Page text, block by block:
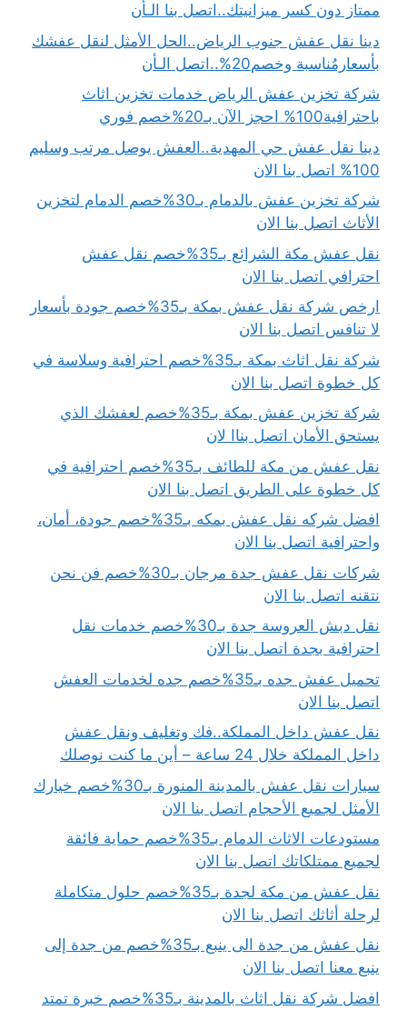
ممتاز دون كسر ميزانيتك..اتصل بنا الـأن
دينا نقل عفش جنوب الرياض..الحل الأمثل لنقل عفشك
بأسعارمُناسبة وخصم20%..اتصل الـأن
شركة تخزين عفش الرياض خدمات تخزين اثاث
باحترافية100% احجز الآن بـ20%خصم فوري
دينا نقل عفش حي المهدية..العفش يوصل مرتب وسليم
100% اتصل بنا الان
شركة تخزين عفش بالدمام بـ30%خصم الدمام لتخزين
الأثاث اتصل بنا الان
نقل عفش مكة الشرائع بـ35%خصم نقل عفش
احترافي اتصل بنا الان
ارخص شركة نقل عفش بمكة بـ35%خصم جودة بأسعار
لا تنافس اتصل بنا الان
شركة نقل اثاث بمكة بـ35%خصم احترافية وسلاسة في
كل خطوة اتصل بنا الان
شركة تخزين عفش بمكة بـ35%خصم لعفشك الذي
يستحق الأمان اتصل بناا لان
نقل عفش من مكة للطائف بـ35%خصم احترافية في
كل خطوة على الطريق اتصل بنا الان
افضل شركه نقل عفش بمكه بـ35%خصم جودة، أمان،
واحترافية اتصل بنا الان
شركات نقل عفش جدة مرجان بـ30%خصم فن نحن
نتقنه اتصل بنا الان
نقل دبش العروسة جدة بـ30%خصم خدمات نقل
احترافية بجدة اتصل بنا الان
تحميل عفش جده بـ35%خصم جده لخدمات العفش
اتصل بنا الان
نقل عفش داخل المملكة..فك وتغليف ونقل عفش
داخل المملكة خلال 24 ساعة – أين ما كنت نوصلك
سيارات نقل عفش بالمدينة المنورة بـ30%خصم خيارك
الأمثل لجميع الأحجام اتصل بنا الان
مستودعات الاثاث الدمام بـ35%خصم حماية فائقة
لجميع ممتلكاتك اتصل بنا الان
نقل عفش من مكة لجدة بـ35%خصم حلول متكاملة
لرحلة أثاثك اتصل بنا الان
نقل عفش من جدة الى ينبع بـ35%خصم من جدة إلى
ينبع معنا اتصل بنا الان
افضل شركة نقل اثاث بالمدينة بـ35%خصم خبرة تمتد